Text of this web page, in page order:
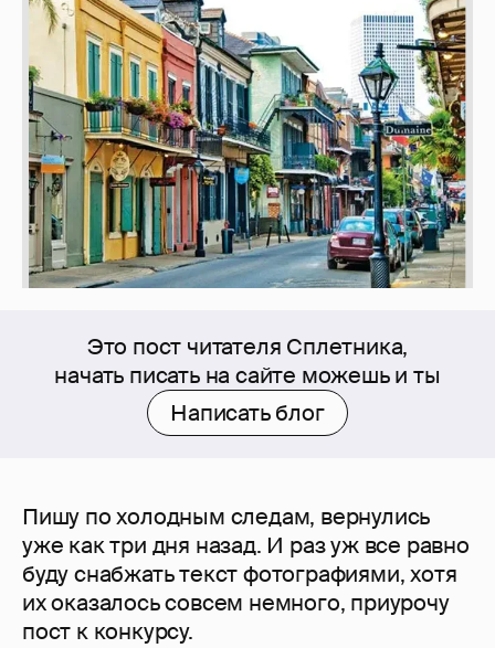
Это пост читателя Сплетника,
начать писать на сайте можешь и ты
Написать блог
Пишу по холодным следам, вернулись
уже как три дня назад. И раз уж все равно
буду снабжать текст фотографиями, хотя
их оказалось совсем немного, приурочу
пост к конкурсу.